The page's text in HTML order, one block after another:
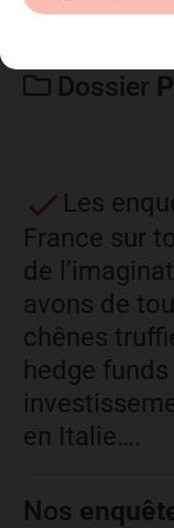
Dossier
Les
France sur
de
avons de
chênes
hedge
en Italie….
Nos